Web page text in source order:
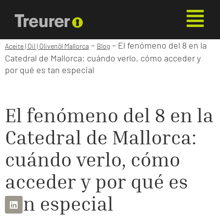
Aceite | Oil | Olivenöl Mallorca – Blog – El fenómeno del 8 en la
Catedral de Mallorca: cuándo verlo, cómo acceder y
por qué es tan especial
El fenómeno del 8 en la
Catedral de Mallorca:
cuándo verlo, cómo
acceder y por qué es
tan especial